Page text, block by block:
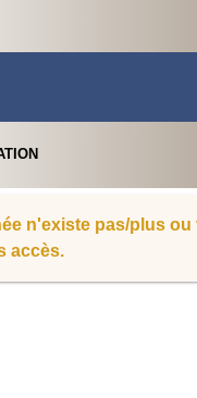
n'existe pas/plus
accès.